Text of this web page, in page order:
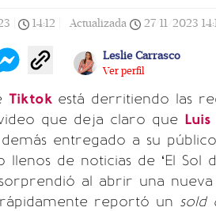
14:12 Actualizada 27/11/2023
Leslie Carrasco
Ver perfil
Tiktok está derritiendo las
que deja claro que Luis
entregado a su
llenos de noticias de ‘El Sol
al abrir una
reportó un sold